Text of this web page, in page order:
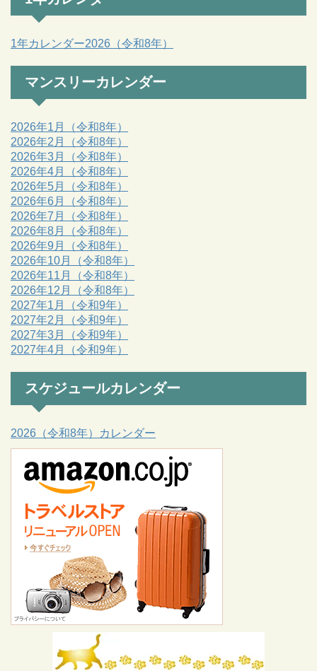
1年カレンダー2026（令和8年）
マンスリーカレンダー
2026年1月（令和8年）
2026年2月（令和8年）
2026年3月（令和8年）
2026年4月（令和8年）
2026年5月（令和8年）
2026年6月（令和8年）
2026年7月（令和8年）
2026年8月（令和8年）
2026年9月（令和8年）
2026年10月（令和8年）
2026年11月（令和8年）
2026年12月（令和8年）
2027年1月（令和9年）
2027年2月（令和9年）
2027年3月（令和9年）
2027年4月（令和9年）
スケジュールカレンダー
2026（令和8年）カレンダー